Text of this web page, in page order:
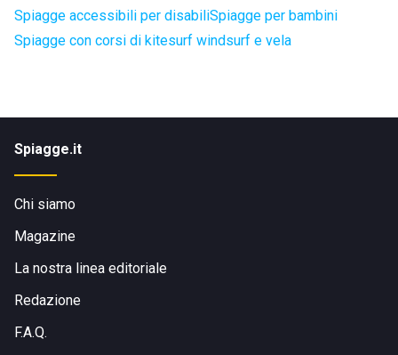
Spiagge accessibili per disabiliSpiagge per bambini
Spiagge con corsi di kitesurf windsurf e vela
Spiagge.it
Chi siamo
Magazine
La nostra linea editoriale
Redazione
F.A.Q.